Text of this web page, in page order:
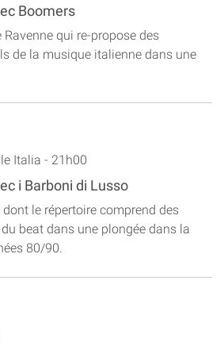
Boomers
Ravenne qui re-propose des
de la musique italienne dans une
Italia - 21h00
i Barboni di Lusso
le répertoire comprend des
beat dans une plongée dans la
80/90.